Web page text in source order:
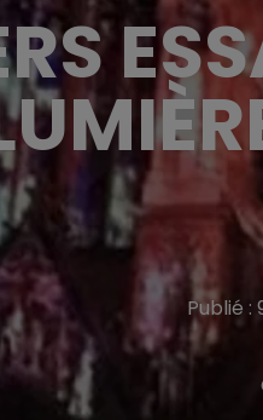
Publié :